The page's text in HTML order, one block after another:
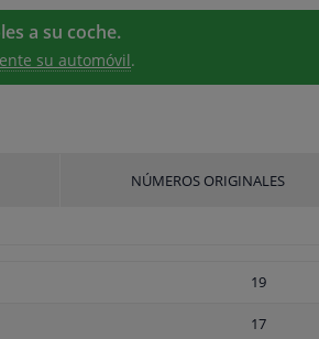
a su coche.
su automóvil.
NÚMEROS ORIGINALES
19
17